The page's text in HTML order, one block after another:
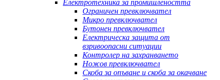
Електротехника за промишлеността
Ограничен превключвател
Микро превключвател
Бутонен превключвател
Електрическа защита от
взривоопасни ситуации
Контролер на захранването
Ножов превключвател
Скоба за опъване и скоба за окачване